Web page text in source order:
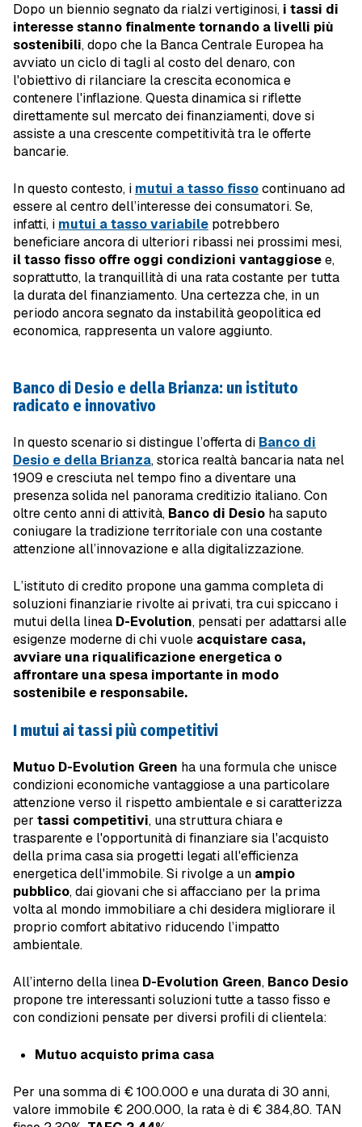
Dopo un biennio segnato da rialzi vertiginosi, i tassi di
interesse stanno finalmente tornando a livelli più
sostenibili, dopo che la Banca Centrale Europea ha
avviato un ciclo di tagli al costo del denaro, con
l'obiettivo di rilanciare la crescita economica e
contenere l'inflazione. Questa dinamica si riflette
direttamente sul mercato dei finanziamenti, dove si
assiste a una crescente competitività tra le offerte
bancarie.
In questo contesto, i mutui a tasso fissocontinuano ad
essere al centro dell’interesse dei consumatori. Se,
infatti, i mutui a tasso variabile potrebbero
beneficiare ancora di ulteriori ribassi nei prossimi mesi,
il tasso fisso offre oggi condizioni vantaggiosee,
soprattutto, la tranquillità di una rata costante per tutta
la durata del finanziamento. Una certezza che, in un
periodo ancora segnato da instabilità geopolitica ed
economica, rappresenta un valore aggiunto.
Banco di Desio e della Brianza: un istituto
radicato e innovativo
In questo scenario si distingue l’offerta di Banco di
Desio e della Brianza, storica realtà bancaria nata nel
1909 e cresciuta nel tempo fino a diventare una
presenza solida nel panorama creditizio italiano. Con
oltre cento anni di attività, Banco di Desio ha saputo
coniugare la tradizione territoriale con una costante
attenzione all’innovazione e alla digitalizzazione.
L’istituto di credito propone una gamma completa di
soluzioni finanziarie rivolte ai privati, tra cui spiccano i
mutui della linea D-Evolution, pensati per adattarsi alle
esigenze moderne di chi vuole acquistare casa,
avviare una riqualificazione energetica o
affrontare una spesa importante in modo
sostenibile e responsabile.
I mutui ai tassi più competitivi
Mutuo D-Evolution Green ha una formula che unisce
condizioni economiche vantaggiose a una particolare
attenzione verso il rispetto ambientale e si caratterizza
per tassi competitivi, una struttura chiara e
trasparente e l'opportunità di finanziare sia l'acquisto
della prima casa sia progetti legati all'efficienza
energetica dell'immobile. Si rivolge a un ampio
pubblico, dai giovani che si affacciano per la prima
volta al mondo immobiliare a chi desidera migliorare il
proprio comfort abitativo riducendo l’impatto
ambientale.
All’interno della linea D-Evolution Green, Banco Desio
propone tre interessanti soluzioni tutte a tasso fisso e
con condizioni pensate per diversi profili di clientela:
Mutuo acquisto prima casa
Per una somma di € 100.000 e una durata di 30 anni,
valore immobile € 200.000, la rata è di € 384,80. TAN